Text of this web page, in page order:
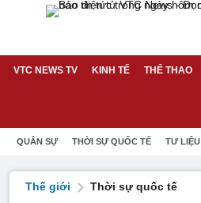
VTC NEWS TV KINH TẾ THỂ THAO
QUÂN SỰ THỜI SỰ QUỐC TẾ TƯ LIỆU
Thế giới Thời sự quốc tế